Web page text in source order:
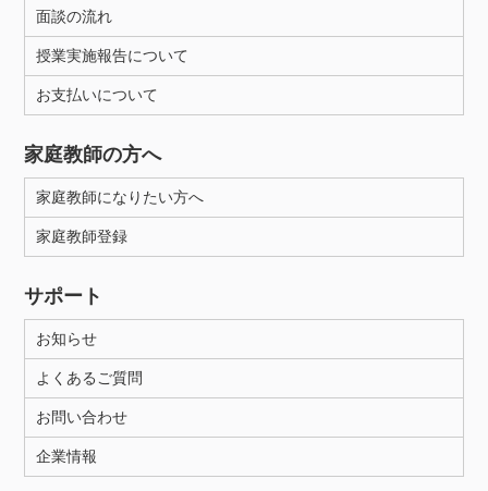
面談の流れ
授業実施報告について
お支払いについて
家庭教師の方へ
家庭教師になりたい方へ
家庭教師登録
サポート
お知らせ
よくあるご質問
お問い合わせ
企業情報